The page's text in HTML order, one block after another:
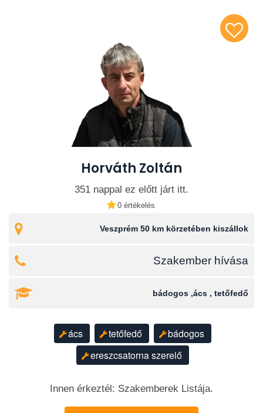
Horváth Zoltán
351 nappal ez előtt járt itt.
0 értékelés
Veszprém 50 km körzetében kiszállok
Szakember hívása
bádogos ,ács , tetőfedő
ács tetőfedő
bádogos
ereszcsatorna szerelő
Innen érkeztél: Szakemberek Listája.